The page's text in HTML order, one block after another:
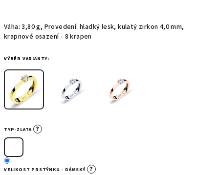
Váha: 3,80 g, Provedení: hladký lesk, kulatý zirkon 4,0 mm,
krapnové osazení - 8 krapen
VÝBĚR VARIANTY:
TYP-ZLATA ?
VELIKOST PRSTÝNKU - DÁMSKÝ ?